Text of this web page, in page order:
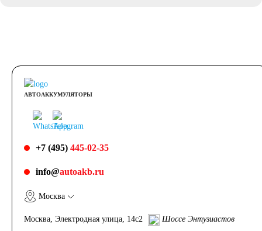
АВТОАККУМУЛЯТОРЫ
+7 (495) 445-02-35
info@autoakb.ru
Москва
Москва, Электродная улица, 14с2 Шоссе Энтузиастов